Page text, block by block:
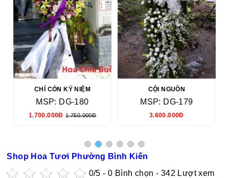
CHỈ CÒN KỶ NIỆM
MSP: DG-180
1.700.000Đ 1.750.000Đ
CỘI NGUỒN
MSP: DG-179
3.600.000Đ
Shop Hoa Tươi Phường Bình Kiến
0/5 -0 Bình chọn - 342 Lượt xem